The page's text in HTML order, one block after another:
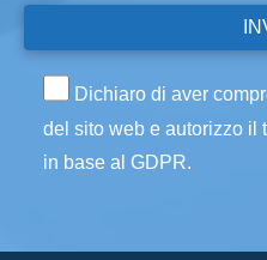
Dichiaro di aver
del sito web e autorizzo il
in base al GDPR.